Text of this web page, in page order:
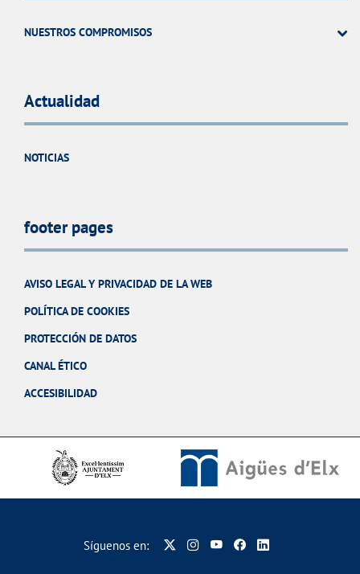
NUESTROS COMPROMISOS
Actualidad
NOTICIAS
footer pages
AVISO LEGAL Y PRIVACIDAD DE LA WEB
POLÍTICA DE COOKIES
PROTECCIÓN DE DATOS
CANAL ÉTICO
ACCESIBILIDAD
Síguenos en: